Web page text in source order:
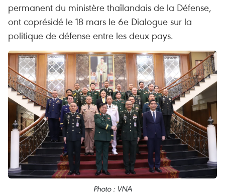
permanent du ministère thaïlandais de la Défense,
ont coprésidé le 18 mars le 6e Dialogue sur la
politique de défense entre les deux pays.
Photo : VNA